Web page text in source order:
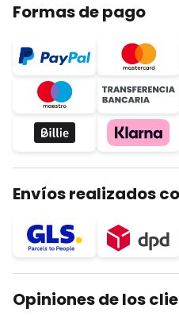
Formas de pago
Envíos realizados
Opiniones de los